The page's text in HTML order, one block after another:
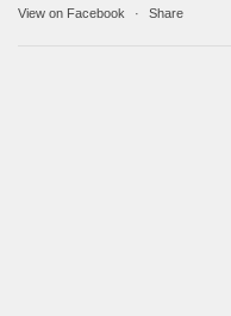
View on Facebook · Share